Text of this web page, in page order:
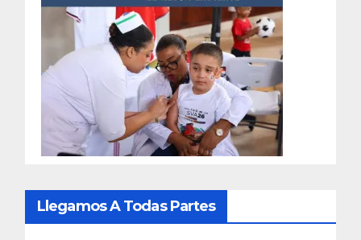
Llegamos A Todas Partes